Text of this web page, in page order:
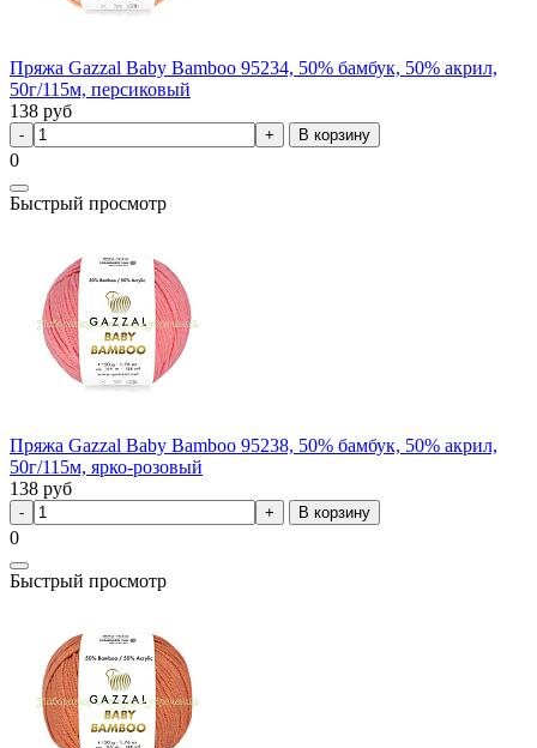
Пряжа Gazzal Baby Bamboo 95234, 50% бамбук, 50% акрил,
50г/115м, персиковый
138 руб
В корзину
0
Быстрый просмотр
Пряжа Gazzal Baby Bamboo 95238, 50% бамбук, 50% акрил,
50г/115м, ярко-розовый
138 руб
В корзину
0
Быстрый просмотр